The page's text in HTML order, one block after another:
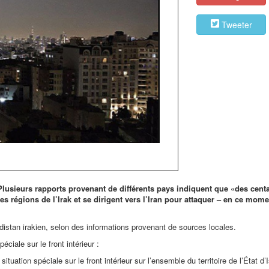
Tweeter
rapports provenant de différents pays indiquent que «des
régions de l’Irak et se dirigent vers l’Iran pour attaquer – en ce
irakien, selon des informations provenant de sources locales.
sur le front intérieur :
spéciale sur le front intérieur sur l’ensemble du territoire de l’État